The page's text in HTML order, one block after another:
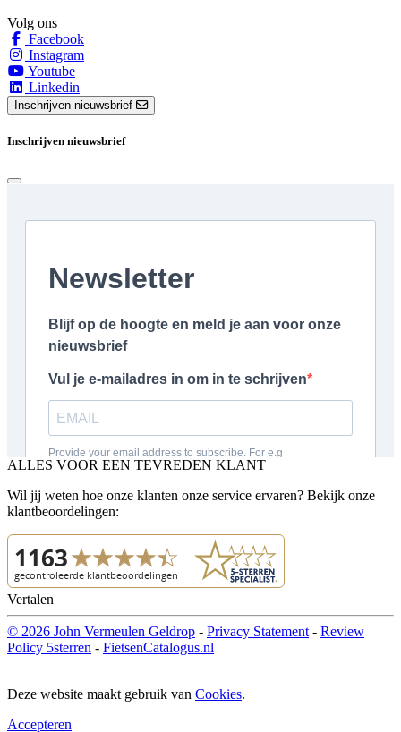
Volg ons
Facebook
Instagram
Youtube
Linkedin
Inschrijven nieuwsbrief
Inschrijven nieuwsbrief
ALLES VOOR EEN TEVREDEN KLANT
Wil jij weten hoe onze klanten onze service ervaren? Bekijk onze
klantbeoordelingen:
Vertalen
© 2026 John Vermeulen Geldrop - Privacy Statement - Review
Policy 5sterren - FietsenCatalogus.nl
Deze website maakt gebruik van Cookies.
Accepteren